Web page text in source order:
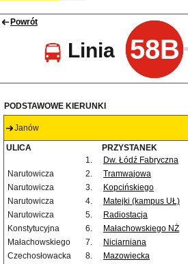
Powrót
Linia 58B
PODSTAWOWE KIERUNKI
Janów
ULICA PRZYSTANEK
1.
Dw. Łódź Fabryczna
Narutowicza
2. Tramwajowa
Narutowicza
3. Kopcińskiego
Narutowicza
4. Matejki (kampus UŁ)
Narutowicza
5. Radiostacja
Konstytucyjna
6. Małachowskiego NŻ
Małachowskiego
7. Niciarniana
Czechosłowacka
8. Mazowiecka